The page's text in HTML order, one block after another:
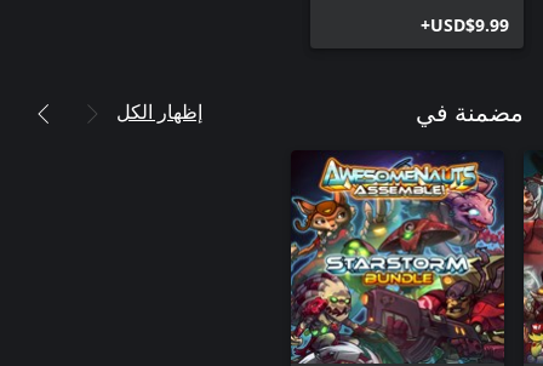
USD$9.99+
مضمنة في إظهار الكل